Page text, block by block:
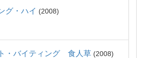
グ・ハイ 2008
・バイティング 食人草 2008